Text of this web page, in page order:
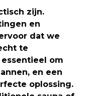
zijn.
en
dat we
te
om
en een
oplossing.